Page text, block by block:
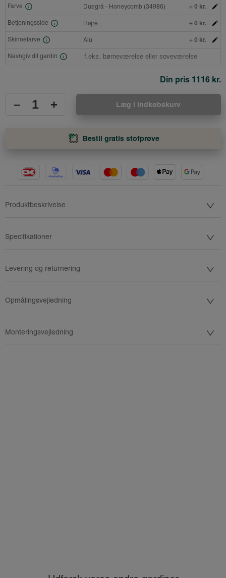
Farve Duegrå - Honeycomb (34986) + 0 kr.
Betjeningsside Højre + 0 kr.
Skinnefarve Alu + 0 kr.
Navngiv dit gardin
Din pris 1116 kr.
– + Læg i indkøbskurv
Bestil gratis stofprøve
Produktbeskrivelse
Specifikationer
Levering og returnering
Opmålingsvejledning
Monteringsvejledning